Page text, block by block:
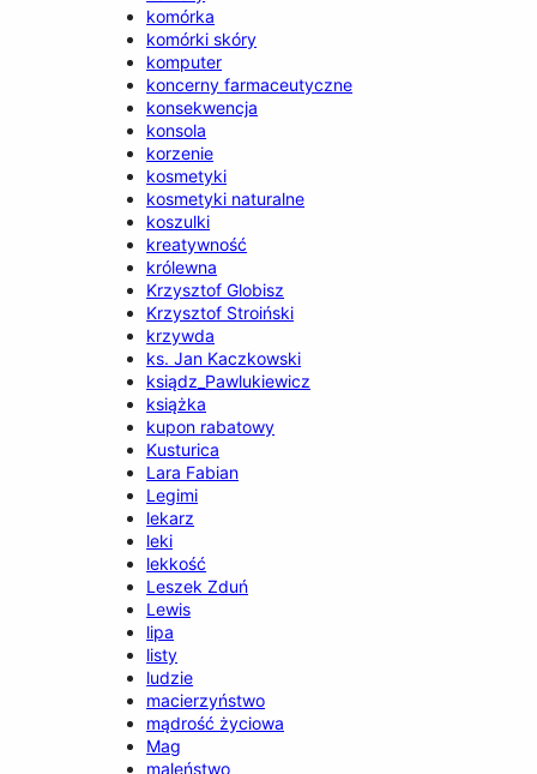
komórka
komórki skóry
komputer
koncerny farmaceutyczne
konsekwencja
konsola
korzenie
kosmetyki
kosmetyki naturalne
koszulki
kreatywność
królewna
Krzysztof Globisz
Krzysztof Stroiński
krzywda
ks. Jan Kaczkowski
ksiądz_Pawlukiewicz
książka
kupon rabatowy
Kusturica
Lara Fabian
Legimi
lekarz
leki
lekkość
Leszek Zduń
Lewis
lipa
listy
ludzie
macierzyństwo
mądrość życiowa
Mag
maleństwo